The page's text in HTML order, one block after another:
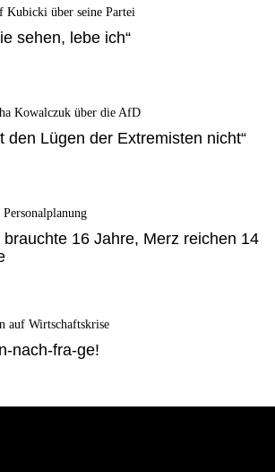
Kubicki über seine Partei
sehen, lebe ich“
Kowalczuk über die AfD
den Lügen der Extremisten nicht“
brauchte 16 Jahre, Merz reichen 14
auf Wirtschaftskrise
nach-fra-ge!